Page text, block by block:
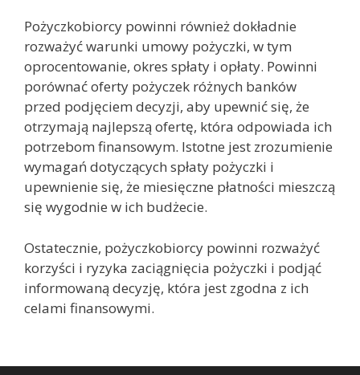
Pożyczkobiorcy powinni również dokładnie
rozważyć warunki umowy pożyczki, w tym
oprocentowanie, okres spłaty i opłaty. Powinni
porównać oferty pożyczek różnych banków
przed podjęciem decyzji, aby upewnić się, że
otrzymają najlepszą ofertę, która odpowiada ich
potrzebom finansowym. Istotne jest zrozumienie
wymagań dotyczących spłaty pożyczki i
upewnienie się, że miesięczne płatności mieszczą
się wygodnie w ich budżecie.
Ostatecznie, pożyczkobiorcy powinni rozważyć
korzyści i ryzyka zaciągnięcia pożyczki i podjąć
informowaną decyzję, która jest zgodna z ich
celami finansowymi.